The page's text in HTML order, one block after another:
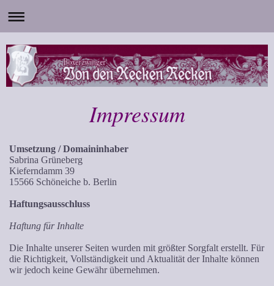
Impressum
Umsetzung / Domaininhaber
Sabrina Grüneberg
Kieferndamm 39
15566 Schöneiche b. Berlin
Haftungsausschluss
Haftung für Inhalte
Die Inhalte unserer Seiten wurden mit größter Sorgfalt erstellt. Für
die Richtigkeit, Vollständigkeit und Aktualität der Inhalte können
wir jedoch keine Gewähr übernehmen.